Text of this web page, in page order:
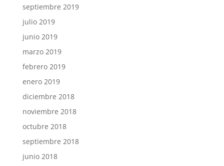
septiembre 2019
julio 2019
junio 2019
marzo 2019
febrero 2019
enero 2019
diciembre 2018
noviembre 2018
octubre 2018
septiembre 2018
junio 2018